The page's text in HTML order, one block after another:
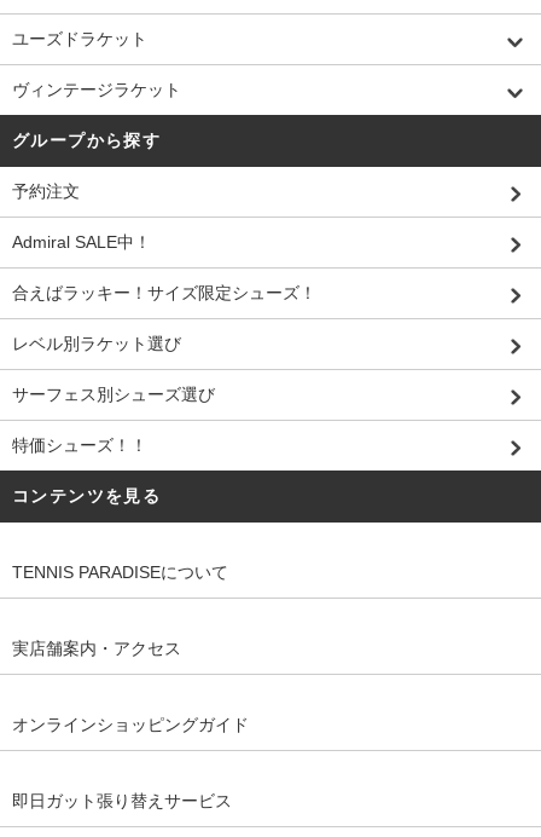
ユーズドラケット
ヴィンテージラケット
グループから探す
予約注文
Admiral SALE中！
合えばラッキー！サイズ限定シューズ！
レベル別ラケット選び
サーフェス別シューズ選び
特価シューズ！！
コンテンツを見る
TENNIS PARADISEについて
実店舗案内・アクセス
オンラインショッピングガイド
即日ガット張り替えサービス